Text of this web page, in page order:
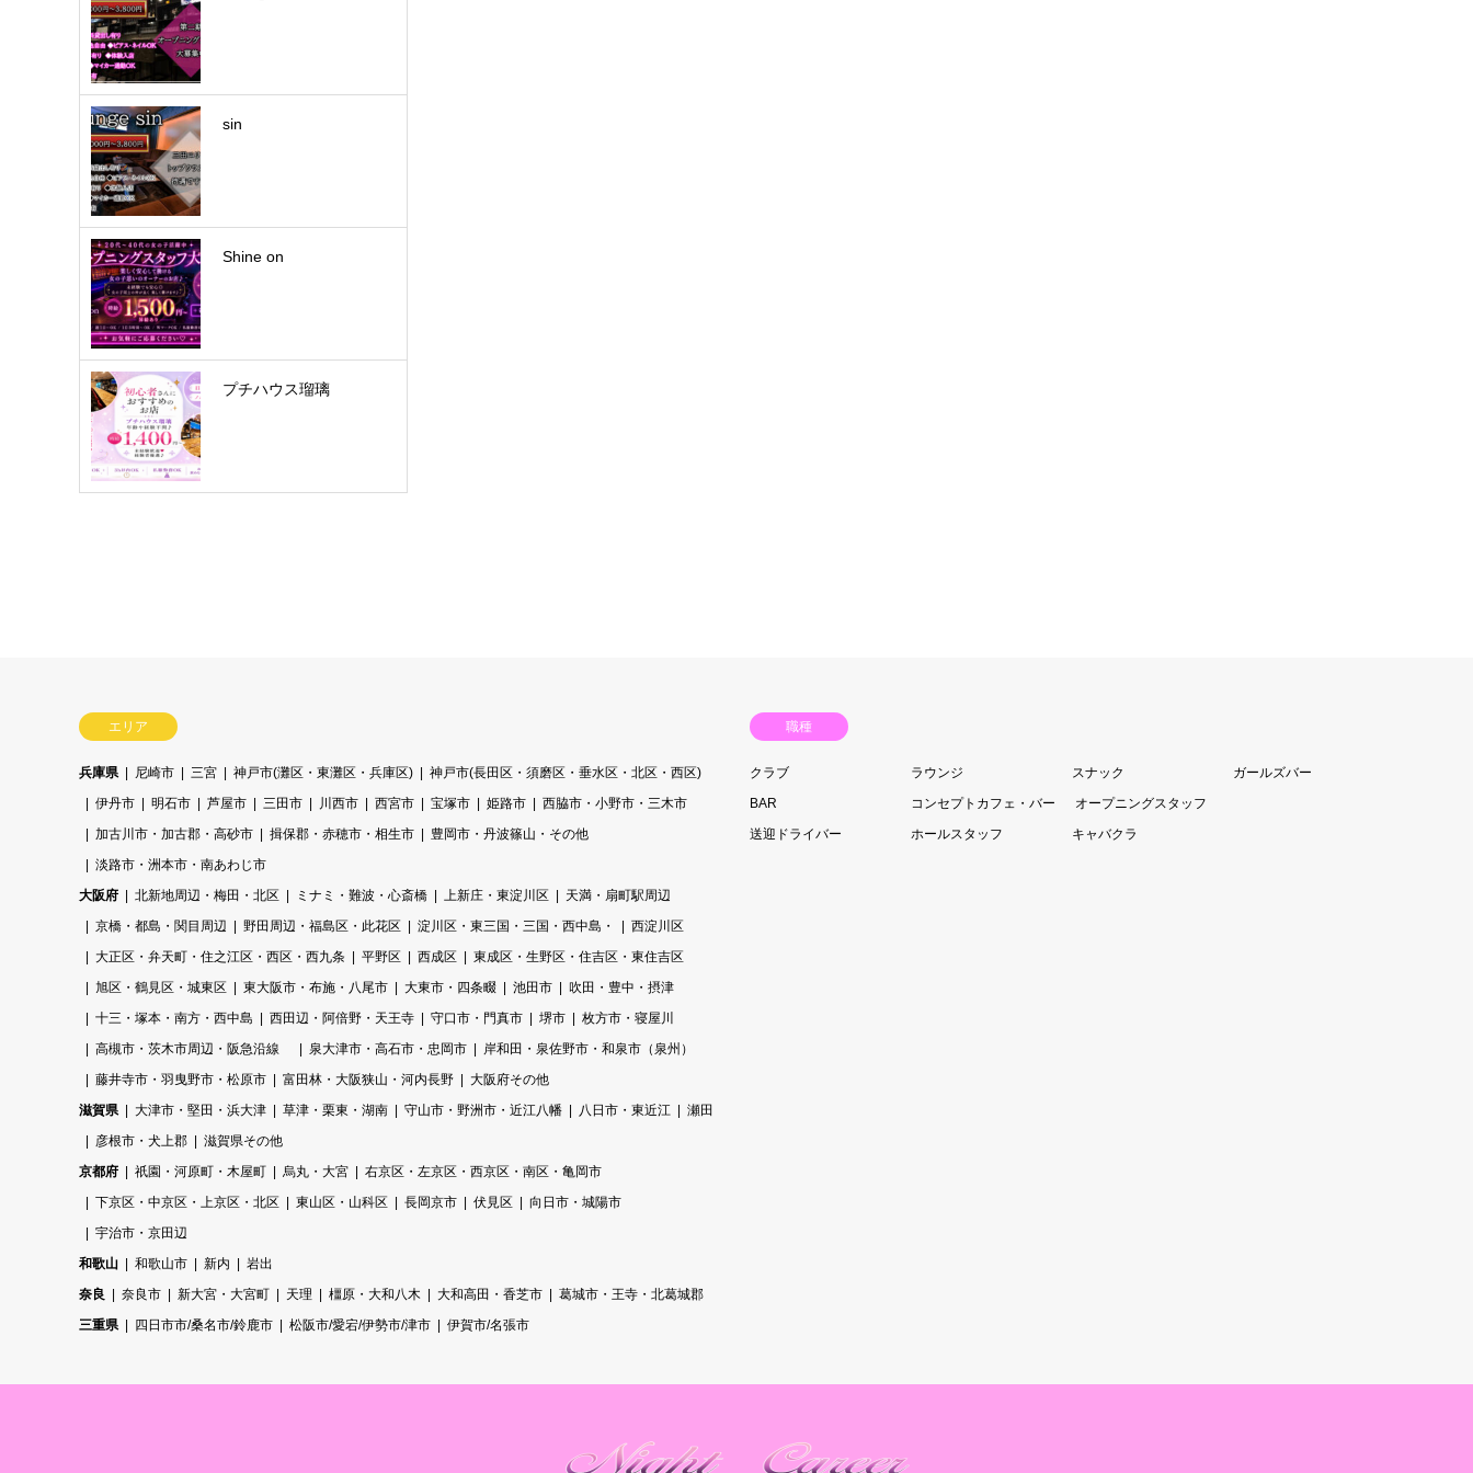
sin
Shine on
プチハウス瑠璃
エリア
兵庫県 尼崎市 三宮 神戸市(灘区・東灘区・兵庫区)
神戸市(長田区・須磨区・垂水区・北区・西区)
伊丹市
明石市 芦屋市 三田市 川西市 西宮市 宝塚市 姫路市
西脇市・小野市・三木市
加古川市・加古郡・高砂市
揖保郡・赤穂市・相生市
豊岡市・丹波篠山・その他
淡路市・洲本市・南あわじ市
大阪府
北新地周辺・梅田・北区 ミナミ・難波・心斎橋 上新庄・東淀川区
天満・扇町駅周辺
京橋・都島・関目周辺
野田周辺・福島区・此花区 淀川区・東三国・三国・西中島・
西淀川区
大正区・弁天町・住之江区・西区・西九条
平野区 西成区
東成区・生野区・住吉区・東住吉区
旭区・鶴見区・城東区
東大阪市・布施・八尾市 大東市・四条畷 池田市
吹田・豊中・摂津
十三・塚本・南方・西中島
西田辺・阿倍野・天王寺 守口市・門真市 堺市
枚方市・寝屋川
高槻市・茨木市周辺・阪急沿線
泉大津市・高石市・忠岡市
岸和田・泉佐野市・和泉市（泉州）
藤井寺市・羽曳野市・松原市
富田林・大阪狭山・河内長野
大阪府その他
滋賀県
大津市・堅田・浜大津 草津・栗東・湖南 守山市・野洲市・近江八幡 八日市・東近江
瀬田
彦根市・犬上郡
滋賀県その他
京都府
祇園・河原町・木屋町 烏丸・大宮
右京区・左京区・西京区・南区・亀岡市
下京区・中京区・上京区・北区
東山区・山科区 長岡京市 伏見区
向日市・城陽市
宇治市・京田辺
和歌山
和歌山市 新内
岩出
奈良
奈良市 新大宮・大宮町 天理 橿原・大和八木 大和高田・香芝市
葛城市・王寺・北葛城郡
三重県
四日市市/桑名市/鈴鹿市 松阪市/愛宕/伊勢市/津市 伊賀市/名張市
職種
クラブ ラウンジ スナック
ガールズバー
BAR
コンセプトカフェ・バー
オープニングスタッフ
送迎ドライバー
ホールスタッフ キャバクラ